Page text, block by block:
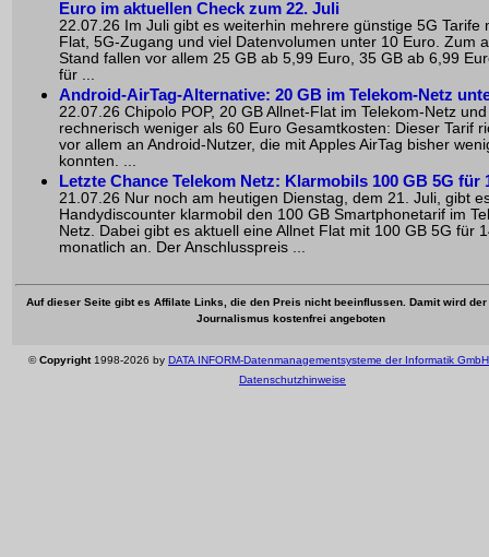
Euro im aktuellen Check zum 22. Juli
22.07.26 Im Juli gibt es weiterhin mehrere günstige 5G Tarife
Flat, 5G-Zugang und viel Datenvolumen unter 10 Euro. Zum
Stand fallen vor allem 25 GB ab 5,99 Euro, 35 GB ab 6,99
für ...
Android-AirTag-Alternative: 20 GB im Telekom-Netz
22.07.26 Chipolo POP, 20 GB Allnet-Flat im Telekom-Netz und
rechnerisch weniger als 60 Euro Gesamtkosten: Dieser Tarif
vor allem an Android-Nutzer, die mit Apples AirTag bisher
konnten. ...
Letzte Chance Telekom Netz: Klarmobils 100 GB 5G für
21.07.26 Nur noch am heutigen Dienstag, dem 21. Juli, gibt
Handydiscounter klarmobil den 100 GB Smartphonetarif im
Netz. Dabei gibt es aktuell eine Allnet Flat mit 100 GB 5G für
monatlich an. Der Anschlusspreis ...
Auf dieser Seite gibt es Affilate Links, die den Preis nicht beeinflussen. Damit wird
Journalismus kostenfrei angeboten
©Copyright1998-2026 by DATA INFORM-Datenmanagementsysteme der Informatik GmbH
Datenschutzhinweise